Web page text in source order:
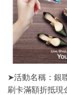
➤活動名稱：銀
刷卡滿額折抵現